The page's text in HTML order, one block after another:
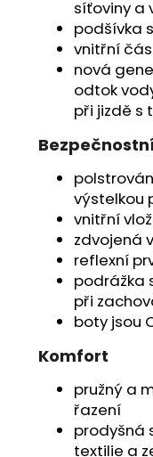
síťoviny a
podšívka
vnitřní
nová
odtok
při jizdě s
výstelkou
vnitřní
zdvojená
reflexní
podrážka
při
boty jsou
Komfort
pružný a
řazení
prodyšná
textilie a
259